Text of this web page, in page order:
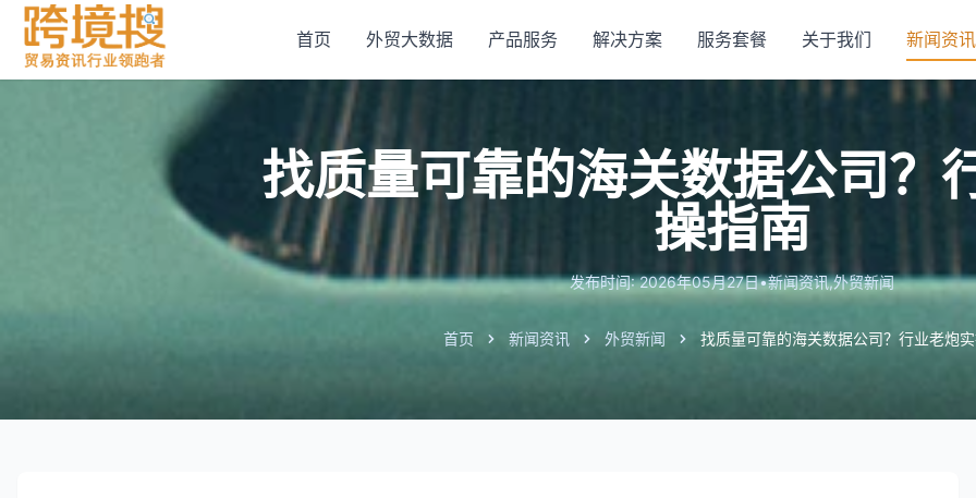
首页 外贸大数据 产品服务 解决方案 服务套餐 关于我们 新闻资讯
找质量可靠的海关数据公司？
操指南
发布时间: 2026年05月27日•新闻资讯,外贸新闻
首页 新闻资讯 外贸新闻 找质量可靠的海关数据公司？行业老炮